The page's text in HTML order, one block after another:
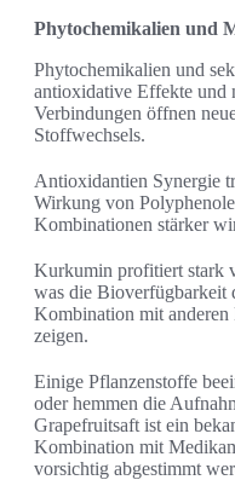
Phytochemikalien und
Phytochemikalien und
antioxidative Effekte und
Verbindungen öffnen
Stoffwechsels.
Antioxidantien Synergie
Wirkung von
Kombinationen stärker
Kurkumin profitiert stark
was die Bioverfügbarkeit
Kombination mit
zeigen.
Einige Pflanzenstoffe
oder hemmen die
Grapefruitsaft ist ein
Kombination mit
vorsichtig abgestimmt